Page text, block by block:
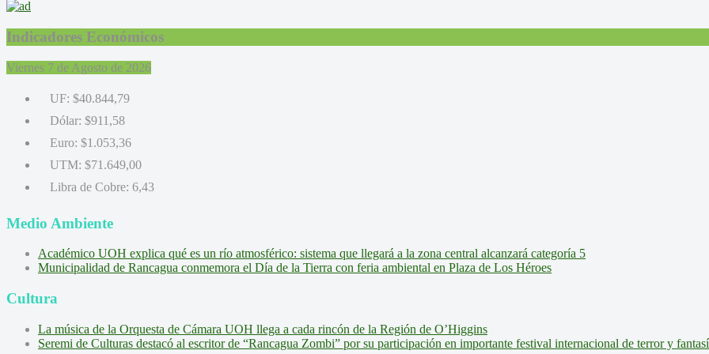
Indicadores Económicos
Viernes 7 de Agosto de 2026
UF: $40.844,79
Dólar: $911,58
Euro: $1.053,36
UTM: $71.649,00
Libra de Cobre: 6,43
Medio Ambiente
Académico UOH explica qué es un río atmosférico: sistema que llegará a la zona central alcanzará categoría 5
Municipalidad de Rancagua conmemora el Día de la Tierra con feria ambiental en Plaza de Los Héroes
Cultura
La música de la Orquesta de Cámara UOH llega a cada rincón de la Región de O’Higgins
Seremi de Culturas destacó al escritor de “Rancagua Zombi” por su participación en importante festival internacional de terror y